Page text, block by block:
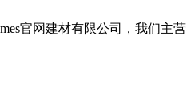
官网建材有限公司，我们